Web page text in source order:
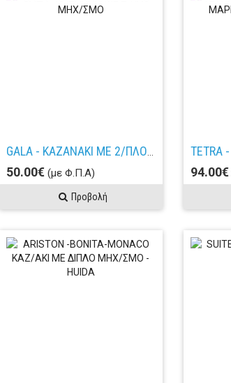
50.00€ (με Φ.Π.Α)
Προβολή
94.00€